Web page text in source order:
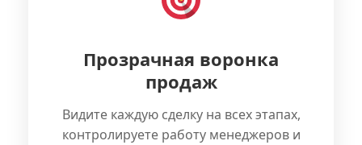
Прозрачная воронка
продаж
Видите каждую сделку на всех этапах,
контролируете работу менеджеров и